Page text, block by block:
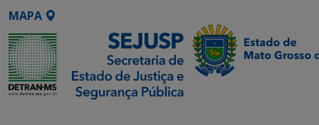
MAPA